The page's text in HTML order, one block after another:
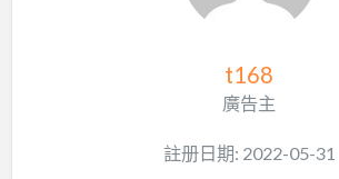
t168
廣告主
註册日期: 2022-05-31